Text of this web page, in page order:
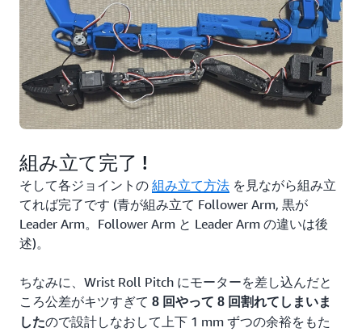
組み立て完了 !
そして各ジョイントの 組み立て方法 を見ながら組み立
てれば完了です (青が組み立て Follower Arm, 黒が
Leader Arm。Follower Arm と Leader Arm の違いは後
述)。
ちなみに、Wrist Roll Pitch にモーターを差し込んだと
ころ公差がキツすぎて 8 回やって 8 回割れてしまいま
したので設計しなおして上下 1 mm ずつの余裕をもた